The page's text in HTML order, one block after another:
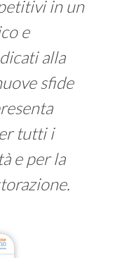
in un
e
alla
sfide
tutti i
e per la